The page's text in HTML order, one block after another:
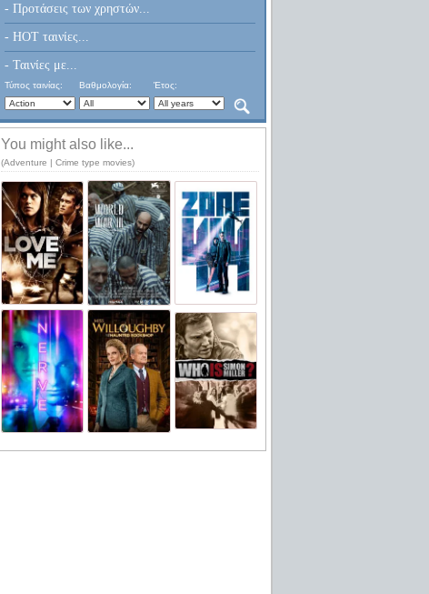
- Προτάσεις των χρηστών...
- HOT ταινίες...
- Ταινίες με...
Τύπος ταινίας: Βαθμολογία: Έτος:
You might also like...
(Adventure | Crime type movies)